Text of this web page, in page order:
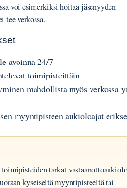
voi esimerkiksi hoitaa jäsenyyden
verkossa.
avoinna 24/7
toimipisteittäin
mahdollista myös verkossa
myyntipisteen aukioloajat
tarkat
kyseiseltä myyntipisteeltä tai